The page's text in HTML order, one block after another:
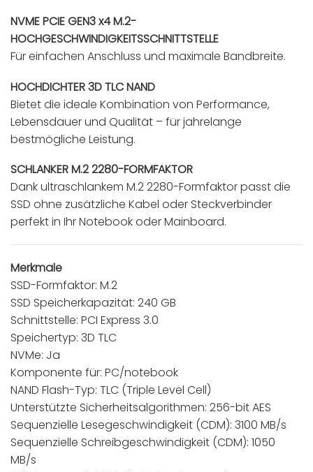
NVME PCIE GEN3 x4 M.2-
HOCHGESCHWINDIGKEITSSCHNITTSTELLE
Für einfachen Anschluss und maximale Bandbreite.
HOCHDICHTER 3D TLC NAND
Bietet die ideale Kombination von Performance,
Lebensdauer und Qualität – für jahrelange
bestmögliche Leistung.
SCHLANKER M.2 2280-FORMFAKTOR
Dank ultraschlankem M.2 2280-Formfaktor passt die
SSD ohne zusätzliche Kabel oder Steckverbinder
perfekt in Ihr Notebook oder Mainboard.
Merkmale
SSD-Formfaktor: M.2
SSD Speicherkapazität: 240 GB
Schnittstelle: PCI Express 3.0
Speichertyp: 3D TLC
NVMe: Ja
Komponente für: PC/notebook
NAND Flash-Typ: TLC (Triple Level Cell)
Unterstützte Sicherheitsalgorithmen: 256-bit AES
Sequenzielle Lesegeschwindigkeit (CDM): 3100 MB/s
Sequenzielle Schreibgeschwindigkeit (CDM): 1050
MB/s